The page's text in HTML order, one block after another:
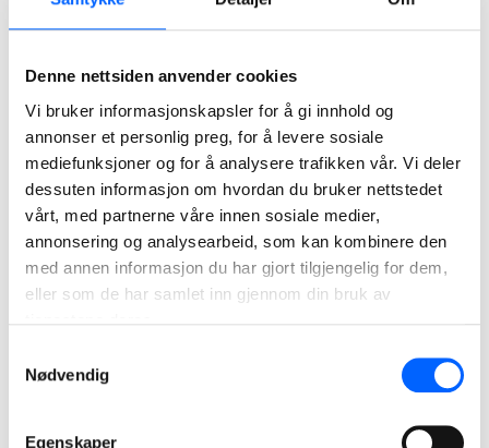
Denne nettsiden anvender cookies
Vi bruker informasjonskapsler for å gi innhold og
annonser et personlig preg, for å levere sosiale
mediefunksjoner og for å analysere trafikken vår. Vi deler
dessuten informasjon om hvordan du bruker nettstedet
vårt, med partnerne våre innen sosiale medier,
annonsering og analysearbeid, som kan kombinere den
med annen informasjon du har gjort tilgjengelig for dem,
eller som de har samlet inn gjennom din bruk av
Nødvendig
Egenskaper
Lysaker Sirius: Philip Pedersens vei 9, Bærum. NCC og
Illustrasjon: H enning Larsen Arkitekter
For ytterligere informasjon, kontakt:
Bjørn Kristian Hole, avdelingsleder NCC Building Nordics
t. 920 88 901, e. bjorn.kristian.hole@ncc.no
Lars Windfeldt, administrerende direktør Arcanum Eiendom,
t. 400 00 001, e. lars.windfeldt@winta.no
Om NCC: NCC er et av de ledende entreprenørselskapene i